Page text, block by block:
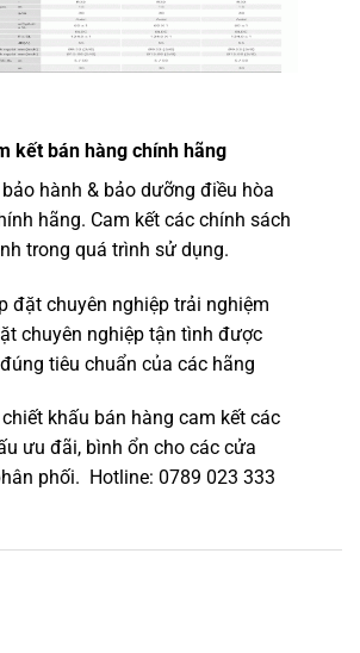
kết bán hàng chính hãng
hành & bảo dưỡng điều hòa
hãng. Cam kết các chính sách
trong quá trình sử dụng.
đặt chuyên nghiệptrải nghiệm
chuyên nghiệp tận tình được
tiêu chuẩn của các hãng
khấu bán hàng cam kết các
ưu đãi, bình ổn cho các cửa
phối. Hotline: 0789 023 333